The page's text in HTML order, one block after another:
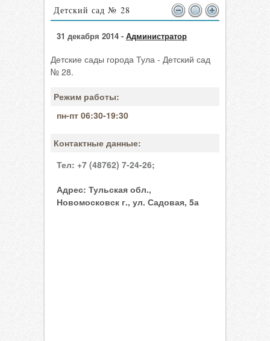
Детский сад № 28
31 декабря 2014 - Администратор
Детские сады города Тула - Детский сад
№ 28.
Режим работы:
пн-пт 06:30-19:30
Контактные данные:
Тел: +7 (48762) 7-24-26;
Адрес: Тульская обл.,
Новомосковск г., ул. Садовая, 5а